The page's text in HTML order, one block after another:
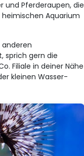
und Pferderaupen, die
Aquarium
anderen
sprich gern die
Filiale in deiner Nähe
kleinen Wasser-